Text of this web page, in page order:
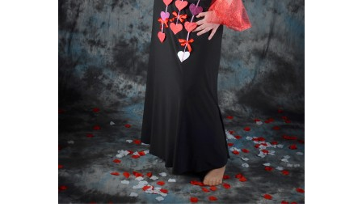
VÝTVARNÝ OBOR
LITERÁRNĚ DRAMATICKÝ OBOR
DĚTSKÁ UMĚLECKÁ DÍLNA
PRAVIDLA PRO VEŘEJNÉ AKCE ZUŠ STAŇKOV